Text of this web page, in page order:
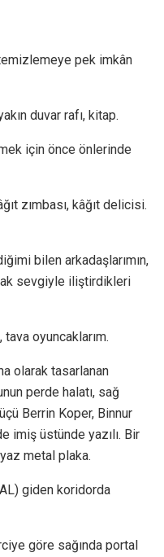
pek imkân
duvar rafı, kitap.
için önce önlerinde
zımbası, kâğıt delicisi.
bilen arkadaşlarımın,
sevgiyle iliştirdikleri
oyuncaklarım.
olarak tasarlanan
perde halatı, sağ
Berrin Koper, Binnur
imiş üstünde yazılı. Bir
metal plaka.
giden koridorda
göre sağında portal